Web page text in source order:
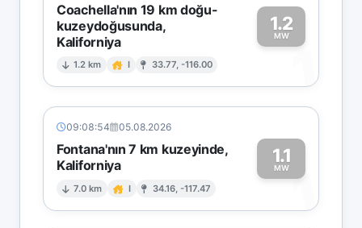
Coachella'nın 19 km doğu-
kuzeydoğusunda,
Kaliforniya
1.2 km I 33.77, -116.00
1.2
MW
1
09:08:54 05.08.2026
Fontana'nın 7 km kuzeyinde,
Kaliforniya
7.0 km I 34.16, -117.47
1.1
MW1